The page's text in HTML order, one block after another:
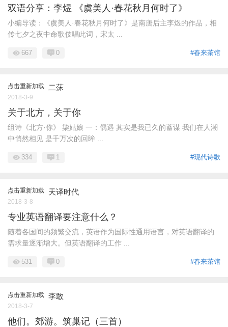
双语分享：李煜 《虞美人·春花秋月何时了》
小编导读：《虞美人·春花秋月何时了》是南唐后主李煜的作品，相
传七夕之夜中命歌伎唱此词，宋太 ...
#春来茶馆
667 0
点击重新加载 二莯
2018-3-9
关于北方，关于你
组诗《北方·你》 柒姑娘 一：偶遇 其实是我已久的蓄谋 我们在人潮
中悄然相见 是千万次的回眸 ...
#现代诗歌
334 1
点击重新加载 天译时代
2018-3-8
专业英语翻译要注意什么？
随着各国间的频繁交流，英语作为国际性通用语言，对英语翻译的
需求量逐渐增大。但英语翻译的工作 ...
#春来茶馆
531 0
点击重新加载 李敢
2018-3-7
他们。郊游。筑巢记（三首）